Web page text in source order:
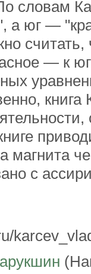
словам
а юг —
считать,
— к
магнита
с